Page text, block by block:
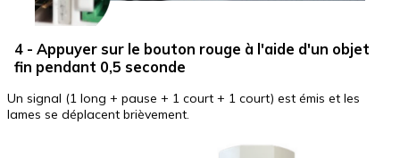
4 - Appuyer sur le bouton rouge à l'aide d'un objet
fin pendant 0,5 seconde
Un signal (1 long + pause + 1 court + 1 court) est émis et les
lames se déplacent brièvement.